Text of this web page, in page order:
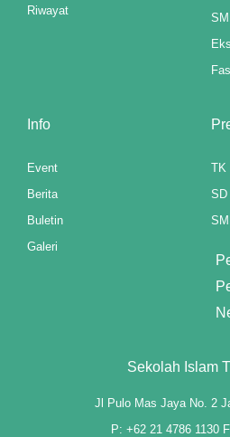
Riwayat
Info
Event
Berita
Buletin
Galeri
TK
SD
Sekolah Islam
Jl Pulo Mas Jaya No. 2
P: +62 21 4786 1130